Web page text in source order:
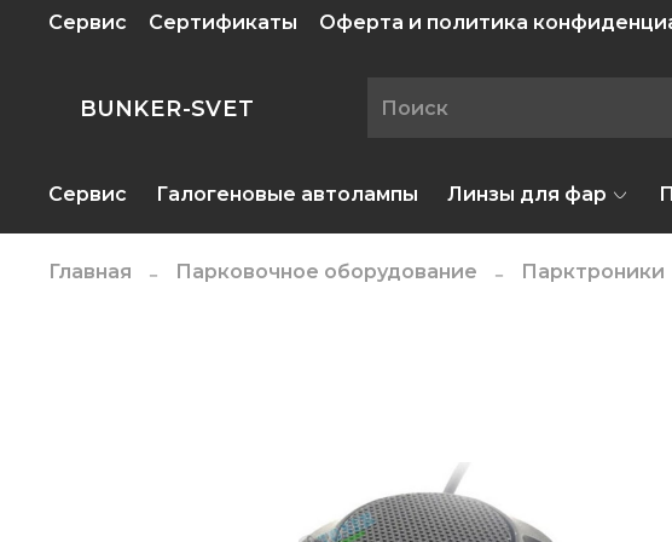
Сервис Сертификаты Оферта и политика
BUNKER-SVET
Сервис Галогеновые автолампы Линзы для фар
Главная Парковочное оборудование Парктроники